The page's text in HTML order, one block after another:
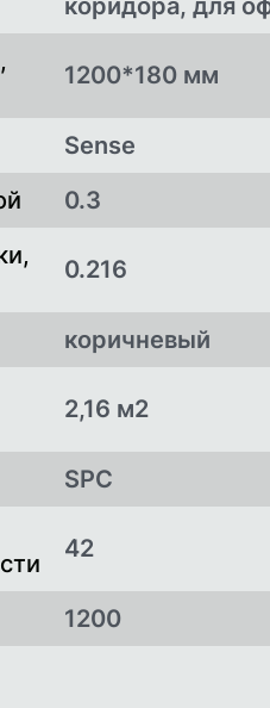
коридора, для
1200*180 мм
Sense
0.3
0.216
коричневый
2,16 м2
SPC
42
1200